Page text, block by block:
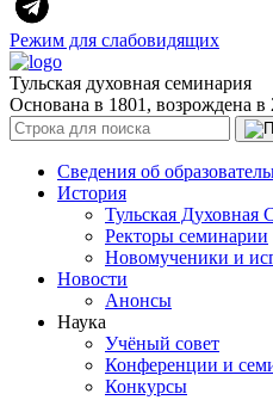
Режим для слабовидящих
Тульская духовная семинария
Основана в 1801, возрождена в
Сведения об
История
Тульская Духовная
Ректоры семинарии
Новомученики и
Новости
Анонсы
Наука
Учёный совет
Конференции и
Конкурсы